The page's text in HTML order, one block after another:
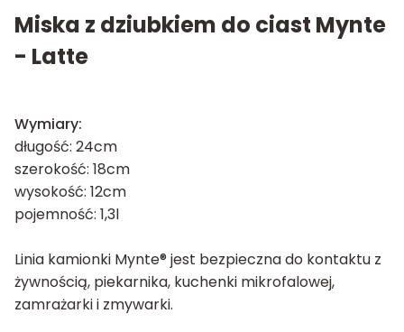
Miska z dziubkiem do ciast Mynte
- Latte
Wymiary:
długość: 24cm
szerokość: 18cm
wysokość: 12cm
pojemność: 1,3l
Linia kamionki Mynte® jest bezpieczna do kontaktu z
żywnością, piekarnika, kuchenki mikrofalowej,
zamrażarki i zmywarki.